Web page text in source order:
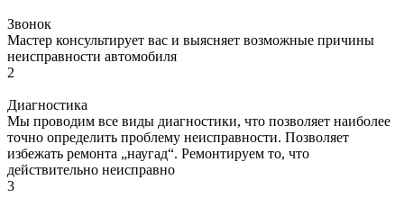
Звонок
Мастер консультирует вас и выясняет возможные причины
неисправности автомобиля
2
Диагностика
Мы проводим все виды диагностики, что позволяет наиболее
точно определить проблему неисправности. Позволяет
избежать ремонта „наугад“. Ремонтируем то, что
действительно неисправно
3